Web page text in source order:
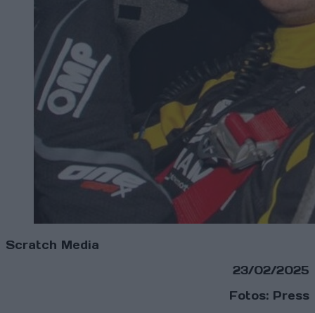
Scratch Media
23/02/2025
Fotos: Press